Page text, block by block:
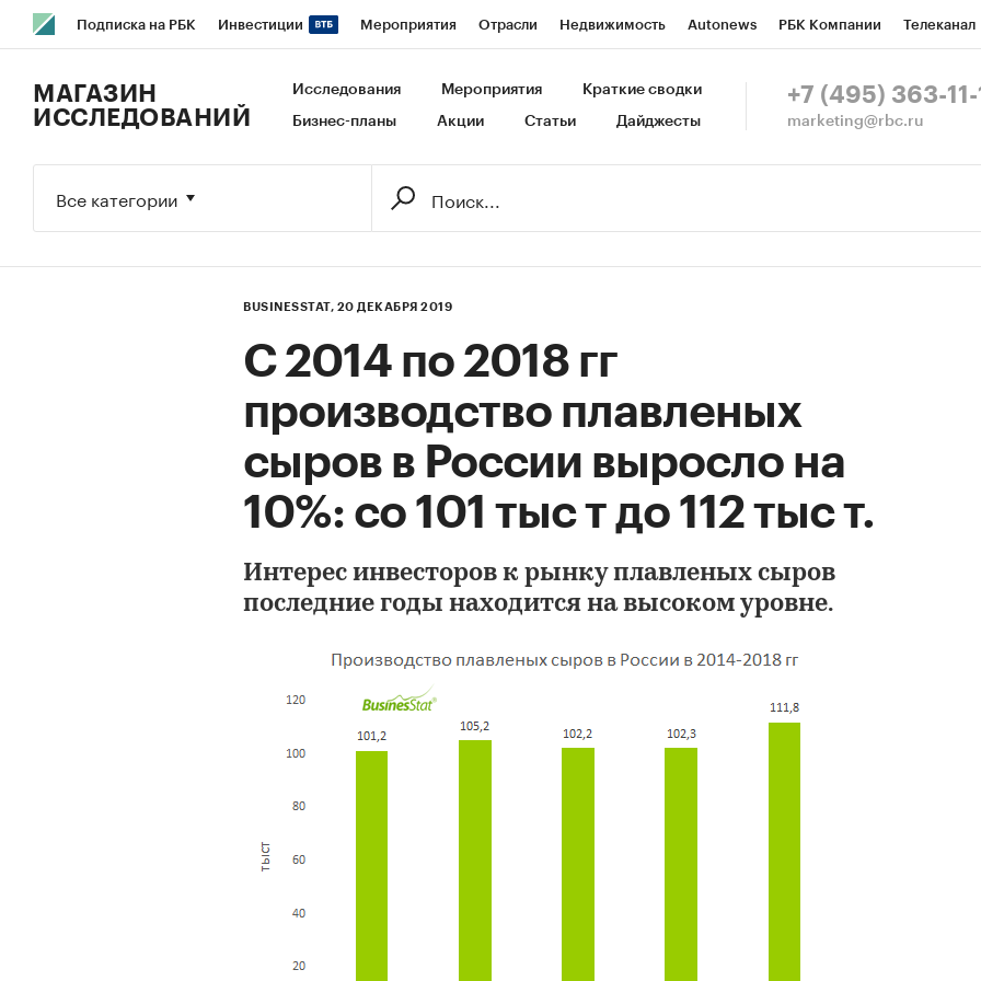
Подписка на РБК Инвестиции Мероприятия Отрасли Недвижимость Autonews РБК Компании Телеканал
Исследования Кредитные рейтинги Франшизы Газета Спецпроекты СПб Конференции СПб Спецпроекты
МАГАЗИН
ИССЛЕДОВАНИЙ
Исследования Мероприятия Краткие сводки
Бизнес-планы Акции Статьи Дайджесты
+7 (495) 363-11-
marketing@rbc.ru
Все категории
BUSINESSTAT, 20 ДЕКАБРЯ 2019
С 2014 по 2018 гг
производство плавленых
сыров в России выросло на
10%: со 101 тыс т до 112 тыс т.
Интерес инвесторов к рынку плавленых сыров
последние годы находится на высоком уровне.